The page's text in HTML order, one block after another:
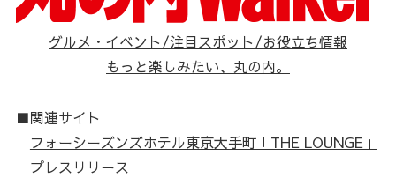
グルメ・イベント/注目スポット/お役立ち情報
もっと楽しみたい、丸の内。
■関連サイト
フォーシーズンズホテル東京大手町「THE LOUNGE」
プレスリリース